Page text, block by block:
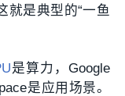
就是典型的“一鱼
是算力，Google
是应用场景。